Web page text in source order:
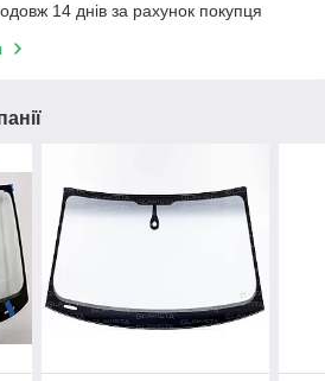
14 днів за рахунок покупця